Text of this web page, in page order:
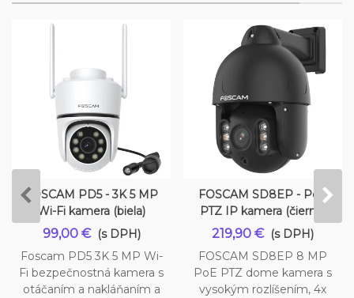
FOSCAM PD5 - 3K 5 MP
Wi-Fi kamera (biela)
99,00 € (s DPH)
Foscam PD5 3K 5 MP Wi-
Fi bezpečnostná kamera s
otáčaním a nakláňaním a
FOSCAM SD8EP - PoE
PTZ IP kamera (čierna)
219,90 € (s DPH)
FOSCAM SD8EP 8 MP
PoE PTZ dome kamera s
vysokým rozlíšením, 4x